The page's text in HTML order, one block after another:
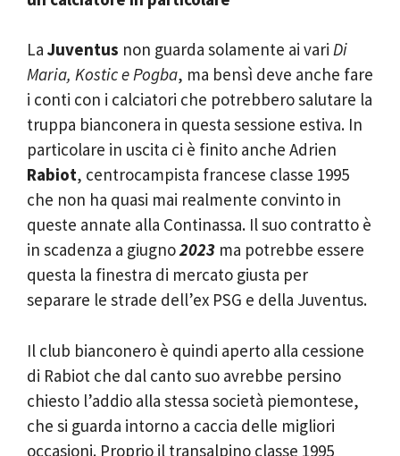
La Juventus non guarda solamente ai vari Di
Maria, Kostic e Pogba, ma bensì deve anche fare
i conti con i calciatori che potrebbero salutare la
truppa bianconera in questa sessione estiva. In
particolare in uscita ci è finito anche Adrien
Rabiot, centrocampista francese classe 1995
che non ha quasi mai realmente convinto in
queste annate alla Continassa. Il suo contratto è
in scadenza a giugno2023 ma potrebbe essere
questa la finestra di mercato giusta per
separare le strade dell’ex PSG e della Juventus.
Il club bianconero è quindi aperto alla cessione
di Rabiot che dal canto suo avrebbe persino
chiesto l’addio alla stessa società piemontese,
che si guarda intorno a caccia delle migliori
occasioni. Proprio il transalpino classe 1995